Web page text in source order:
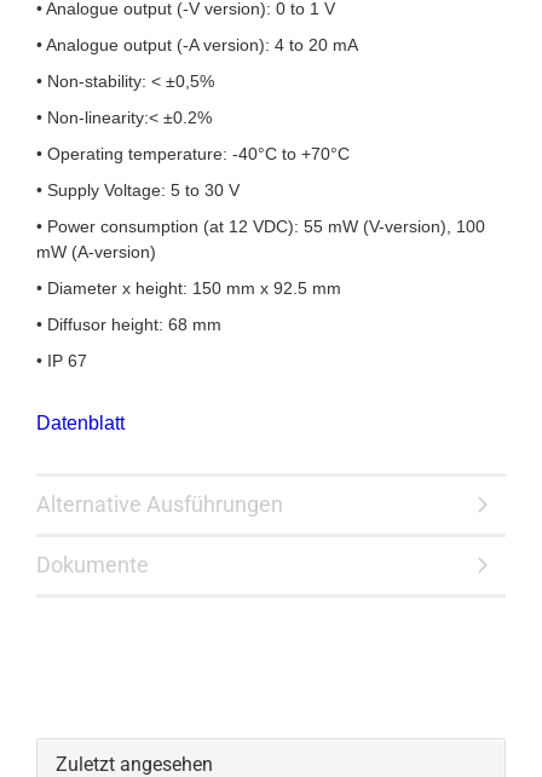
• Analogue output (-V version): 0 to 1 V
• Analogue output (-A version): 4 to 20 mA
• Non-stability: < ±0,5%
• Non-linearity:< ±0.2%
• Operating temperature: -40°C to +70°C
• Supply Voltage: 5 to 30 V
• Power consumption (at 12 VDC): 55 mW (V-version), 100
mW (A-version)
• Diameter x height: 150 mm x 92.5 mm
• Diffusor height: 68 mm
• IP 67
Datenblatt
Alternative Ausführungen
Dokumente
Zuletzt angesehen